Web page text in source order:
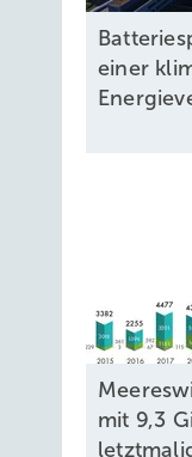
einer
mit 9,3